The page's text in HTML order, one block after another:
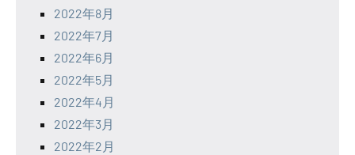
2022年8月
2022年7月
2022年6月
2022年5月
2022年4月
2022年3月
2022年2月